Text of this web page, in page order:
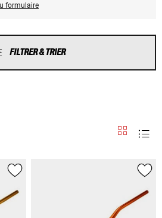
formulaire
FILTRER & TRIER